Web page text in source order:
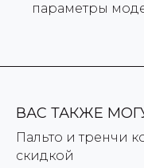
параметры
ВАС ТАКЖЕ
Пальто и тренчи
скидкой